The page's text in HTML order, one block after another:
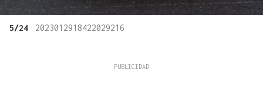
5/24 2023012918422029216